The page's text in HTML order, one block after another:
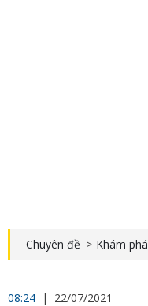
Chuyên đề > Khám phá
08:24 | 22/07/2021